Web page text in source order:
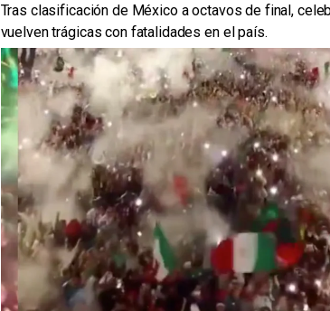
Tras clasificación de México a octavos de final,
vuelven trágicas con fatalidades en el país.